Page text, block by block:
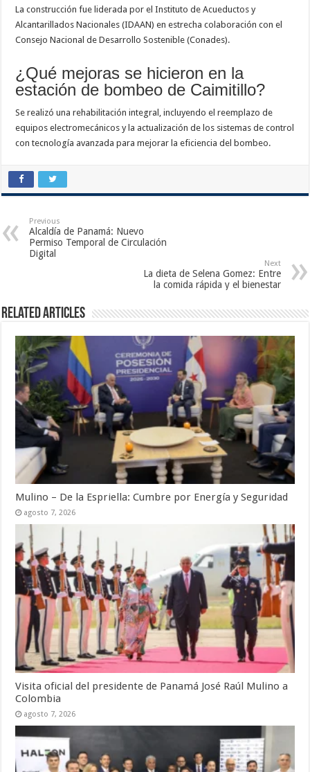
La construcción fue liderada por el Instituto de Acueductos y
Alcantarillados Nacionales (IDAAN) en estrecha colaboración con el
Consejo Nacional de Desarrollo Sostenible (Conades).
¿Qué mejoras se hicieron en la
estación de bombeo de Caimitillo?
Se realizó una rehabilitación integral, incluyendo el reemplazo de
equipos electromecánicos y la actualización de los sistemas de control
con tecnología avanzada para mejorar la eficiencia del bombeo.
Previous
Alcaldía de Panamá: Nuevo
Permiso Temporal de Circulación
Digital
Next
La dieta de Selena Gomez: Entre
la comida rápida y el bienestar
Related Articles
Mulino – De la Espriella: Cumbre por Energía y Seguridad
agosto 7, 2026
Visita oficial del presidente de Panamá José Raúl Mulino a
Colombia
agosto 7, 2026